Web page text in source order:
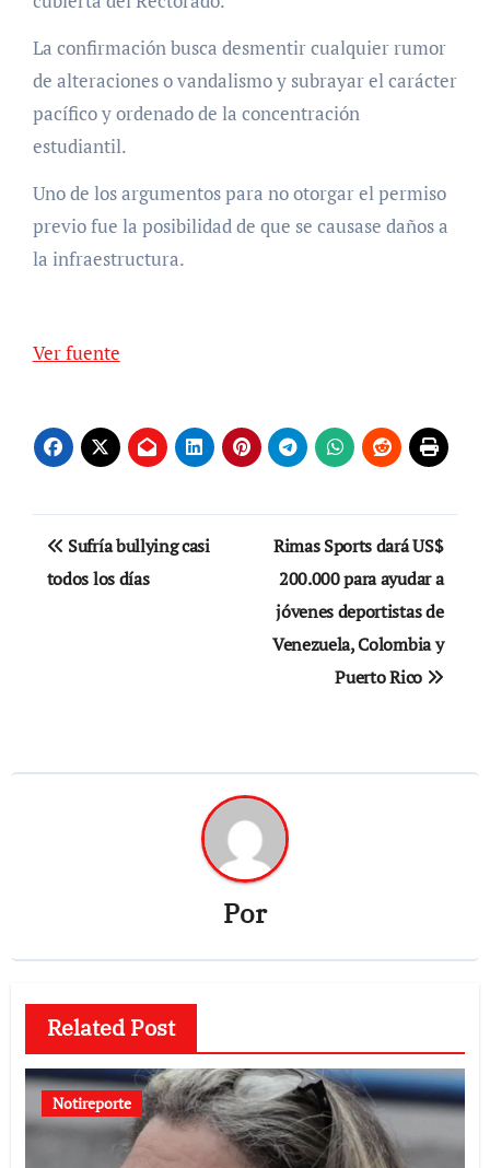
La confirmación busca desmentir cualquier rumor
de alteraciones o vandalismo y subrayar el carácter
pacífico y ordenado de la concentración
estudiantil.
Uno de los argumentos para no otorgar el permiso
previo fue la posibilidad de que se causase daños a
la infraestructura.
Ver fuente
Navegación
de
Sufría bullying casi
todos los días
Rimas Sports dará US$
200.000 para ayudar a
jóvenes deportistas de
Venezuela, Colombia y
Puerto Rico
Por
Related Post
Notireporte